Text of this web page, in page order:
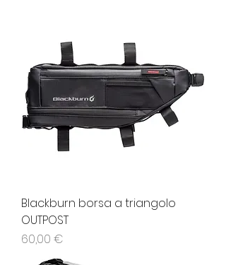
Blackburn borsa a triangolo
OUTPOST
Prezzo
60,00 €